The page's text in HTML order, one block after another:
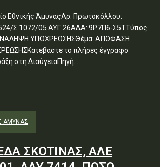
Εθνικής ΆμυναςΑρ. Πρωτοκόλλου:
Σ.1072/05 ΑΥΓ 26ΑΔΑ: 9Ρ7Π6-Σ5ΤΤύπος
ΥΠΟΧΡΕΩΣΗΣΘέμα: ΑΠΟΦΑΣΗ
το πλήρες έγγραφο
στη ΔιαύγειαΠηγή:...
ΆΜΥΝΑΣ
ΣΚΟΤΙΝΑΣ, ΑΛΕ